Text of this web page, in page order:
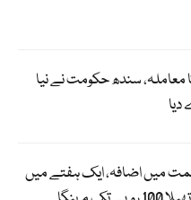
معاملہ، سندھ حکومت نے نیا
میں اضافہ، ایک ہفتے میں